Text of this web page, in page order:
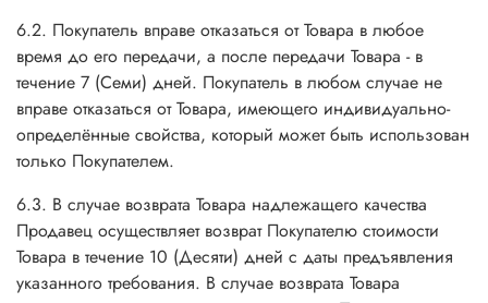
6.2. Покупатель вправе отказаться от Товара в любое
время до его передачи, а после передачи Товара - в
течение 7 (Семи) дней. Покупатель в любом случае не
вправе отказаться от Товара, имеющего индивидуально-
определённые свойства, который может быть использован
только Покупателем.
6.3. В случае возврата Товара надлежащего качества
Продавец осуществляет возврат Покупателю стоимости
Товара в течение 10 (Десяти) дней с даты предъявления
указанного требования. В случае возврата Товара